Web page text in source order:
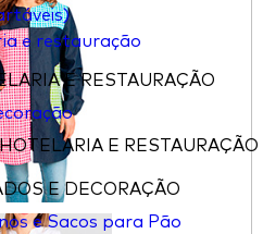
e restauração
E RESTAURAÇÃO
E RESTAURAÇÃO
E DECORAÇÃO
e Sacos para Pão